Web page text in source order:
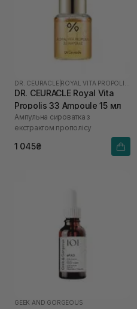
DR. CEURACLE
DR. CEURACLE Royal Vita
Propolis 33 Ampoule 15 мл
Ампульна сироватка з
екстрактом прополісу
1 045₴
GEEK AND GORGEOUS